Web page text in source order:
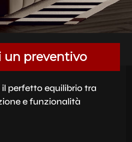
un preventivo
il perfetto equilibrio tra
e funzionalità